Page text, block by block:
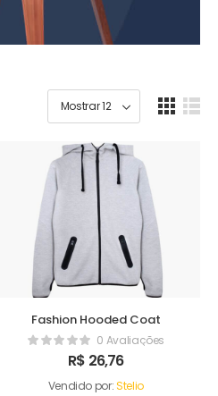
Fashion Hooded Coat
0 Avaliações
R$ 26,76
Vendido por:Stelio